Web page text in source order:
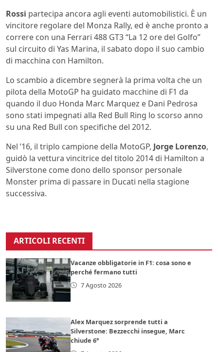
Rossi partecipa ancora agli eventi automobilistici. È un
vincitore regolare del Monza Rally, ed è anche pronto a
correre con una Ferrari 488 GT3 “La 12 ore del Golfo”
sul circuito di Yas Marina, il sabato dopo il suo cambio
di macchina con Hamilton.
Lo scambio a dicembre segnerà la prima volta che un
pilota della MotoGP ha guidato macchine di F1 da
quando il duo Honda Marc Marquez e Dani Pedrosa
sono stati impegnati alla Red Bull Ring lo scorso anno
su una Red Bull con specifiche del 2012.
Nel ’16, il triplo campione della MotoGP, Jorge Lorenzo,
guidò la vettura vincitrice del titolo 2014 di Hamilton a
Silverstone come dono dello sponsor personale
Monster prima di passare in Ducati nella stagione
successiva.
ARTICOLI RECENTI
Vacanze obbligatorie in F1: cosa sono e
perché fermano tutti
7 Agosto 2026
Alex Marquez sorprende tutti a
Silverstone: Bezzecchi insegue, Marc
chiude 6°